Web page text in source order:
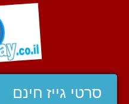
סרטי גייז חינם